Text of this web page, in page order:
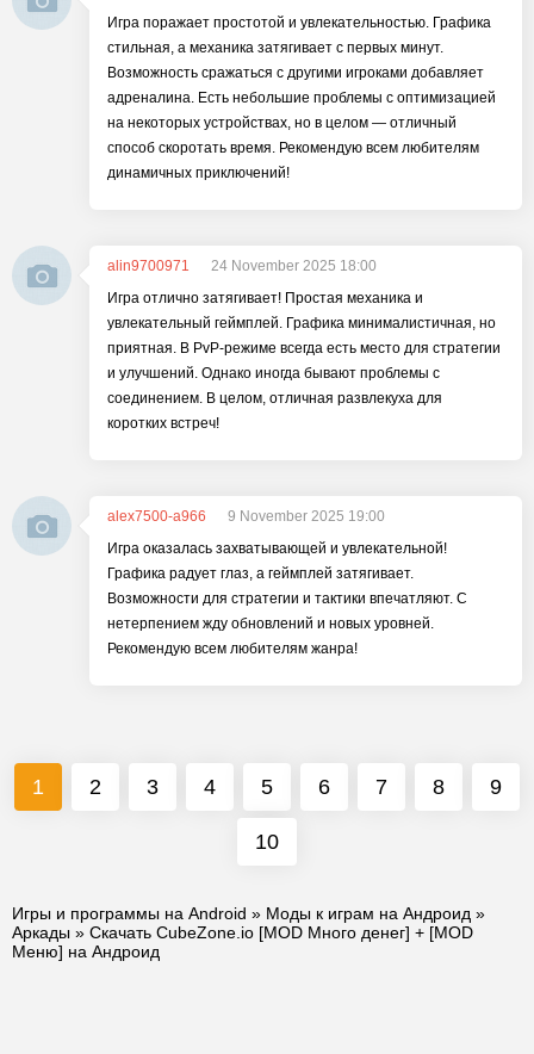
Игра поражает простотой и увлекательностью. Графика
стильная, а механика затягивает с первых минут.
Возможность сражаться с другими игроками добавляет
адреналина. Есть небольшие проблемы с оптимизацией
на некоторых устройствах, но в целом — отличный
способ скоротать время. Рекомендую всем любителям
динамичных приключений!
alin9700971
24 November 2025 18:00
Игра отлично затягивает! Простая механика и
увлекательный геймплей. Графика минималистичная, но
приятная. В PvP-режиме всегда есть место для стратегии
и улучшений. Однако иногда бывают проблемы с
соединением. В целом, отличная развлекуха для
коротких встреч!
alex7500-a966
9 November 2025 19:00
Игра оказалась захватывающей и увлекательной!
Графика радует глаз, а геймплей затягивает.
Возможности для стратегии и тактики впечатляют. С
нетерпением жду обновлений и новых уровней.
Рекомендую всем любителям жанра!
1 2 3 4 5 6 7 8 9
10
Игры и программы на Android » Моды к играм на Андроид »
Аркады » Скачать CubeZone.io [MOD Много денег] + [MOD
Меню] на Андроид